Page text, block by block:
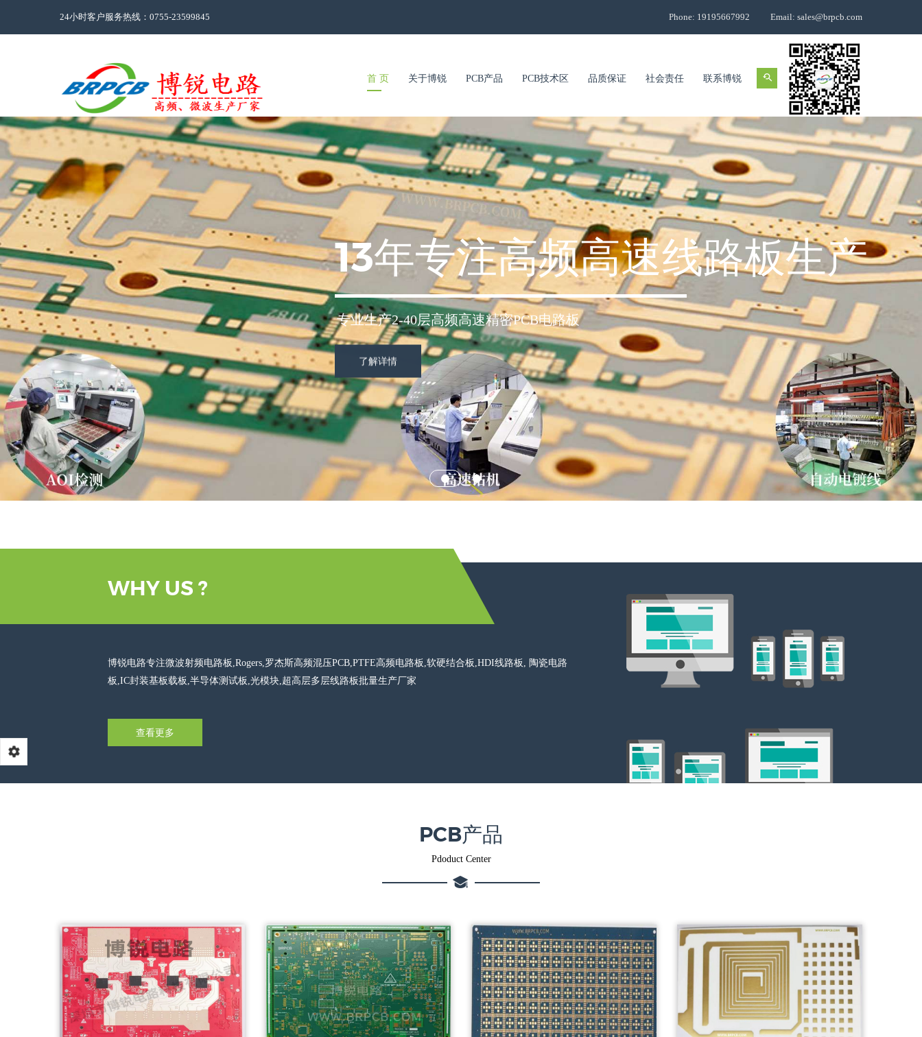
24小时客户服务热线：0755-23599845 Phone: 19195667992 Email: sales@brpcb.com
首 页 关于博锐 PCB产品 PCB技术区 品质保证 社会责任 联系博锐
13年专注高频高速线路板生产
专业生产2-40层高频高速精密PCB电路板
了解详情
WHY US ?
博锐电路专注微波射频电路板,Rogers,罗杰斯高频混压PCB,PTFE高频电路板,软硬结合板,HDI线路板, 陶瓷电路
板,IC封装基板载板,半导体测试板,光模块,超高层多层线路板批量生产厂家
查看更多
PCB产品
Pdoduct Center